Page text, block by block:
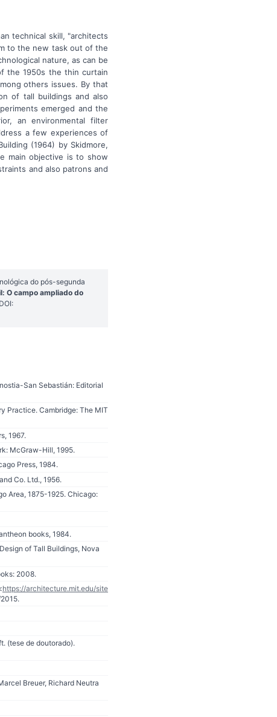
technical skill, "architects
to the new task out of the
nature, as can be
the 1950s the thin curtain
others issues. By that
of tall buildings and also
emerged and the
an environmental filter
a few experiences of
(1964) by Skidmore,
main objective is to show
and also patrons and
do pós-segunda
O campo ampliado do
San Sebastián: Editorial
Practice. Cambridge: The MIT
1967.
McGraw-Hill, 1995.
Press, 1984.
Co. Ltd., 1956.
Area, 1875-1925. Chicago:
books, 1984.
of Tall Buildings, Nova
2008.
https://architecture.mit.edu/site
(tese de doutorado).
Breuer, Richard Neutra